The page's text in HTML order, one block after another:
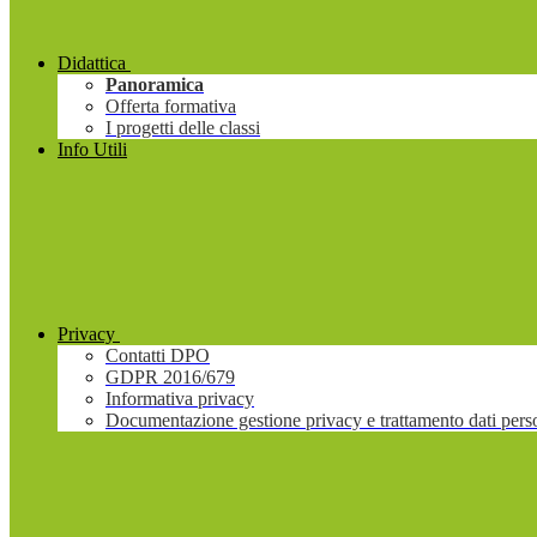
Didattica
Panoramica
Offerta formativa
I progetti delle classi
Info Utili
Privacy
Contatti DPO
GDPR 2016/679
Informativa privacy
Documentazione gestione privacy e trattamento dati